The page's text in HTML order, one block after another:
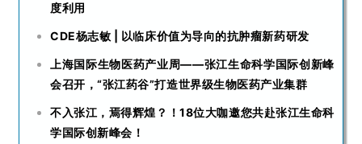
度利用
CDE杨志敏 | 以临床价值为导向的抗肿瘤新药研发
上海国际生物医药产业周——张江生命科学国际创新峰
会召开，“张江药谷”打造世界级生物医药产业集群
不入张江，焉得辉煌？！18位大咖邀您共赴张江生命科
学国际创新峰会！